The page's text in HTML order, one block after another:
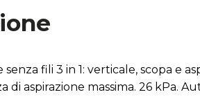
senza fili 3 in 1: verticale, scopa e
di aspirazione massima. 26 kPa.